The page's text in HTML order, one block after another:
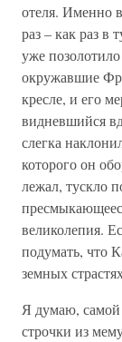
отеля. Именно
раз – как раз в
уже
окружавшие
кресле, и его
видневшийся
слегка
которого он
лежал, тускло
великолепия.
подумать, что
земных
Я думаю, самой
строчки из